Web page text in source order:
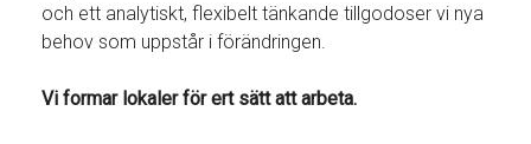
och ett analytiskt, flexibelt tänkande tillgodoser vi nya
behov som uppstår i förändringen.
Vi formar lokaler för ert sätt att arbeta.